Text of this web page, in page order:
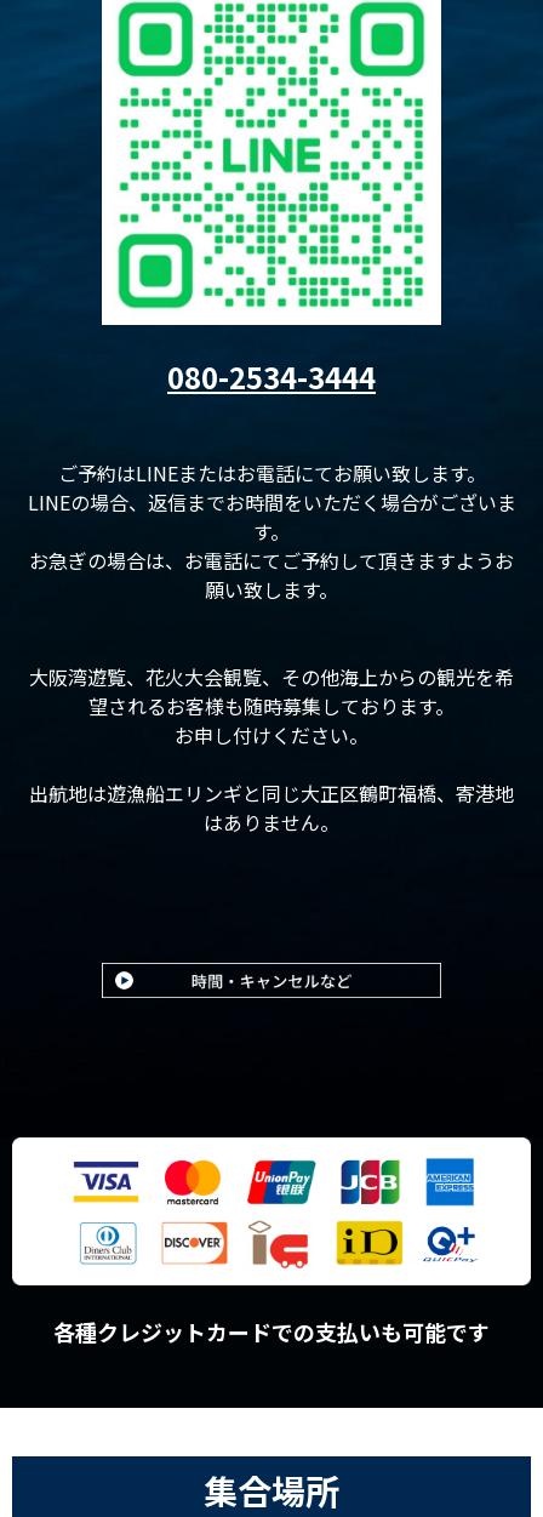
080-2534-3444
ご予約はLINEまたはお電話にてお願い致します。
LINEの場合、返信までお時間をいただく場合がございま
す。
お急ぎの場合は、お電話にてご予約して頂きますようお
願い致します。
大阪湾遊覧、花火大会観覧、その他海上からの観光を希
望されるお客様も随時募集しております。
お申し付けください。
出航地は遊漁船エリンギと同じ大正区鶴町福橋、寄港地
はありません。
各種クレジットカードでの支払いも可能です
集合場所